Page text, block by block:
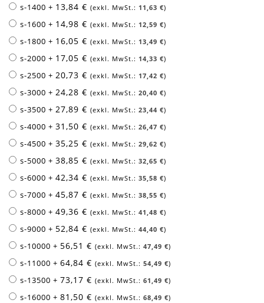
s-1400+ 13,84 € 11,63 €
s-1600+ 14,98 € 12,59 €
s-1800+ 16,05 € 13,49 €
s-2000+ 17,05 € 14,33 €
s-2500+20,73 € 17,42 €
s-3000+24,28 € 20,40 €
s-3500+27,89 € 23,44 €
s-4000+31,50 € 26,47 €
s-4500+35,25 € 29,62 €
s-5000+38,85 € 32,65 €
s-6000+42,34 € 35,58 €
s-7000+45,87 € 38,55 €
s-8000+49,36 € 41,48 €
s-9000+ 52,84 € 44,40 €
s-10000+ 56,51 € 47,49 €
s-11000+64,84 € 54,49 €
s-13500+73,17 € 61,49 €
s-16000+81,50 € 68,49 €